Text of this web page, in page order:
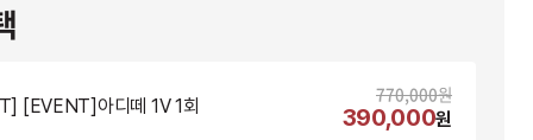
[EVENT]아디떼 1V 1회 770,000원
390,000원